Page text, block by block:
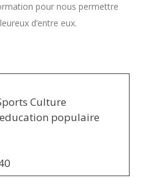
pour nous permettre
d’entre eux.
Culture
populaire